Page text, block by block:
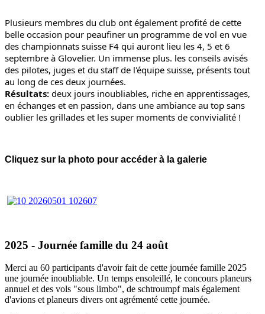
Plusieurs membres du club ont également profité de cette
belle occasion pour peaufiner un programme de vol en vue
des championnats suisse F4 qui auront lieu les 4, 5 et 6
septembre à Glovelier. Un immense plus. les conseils avisés
des pilotes, juges et du staff de l'équipe suisse, présents tout
au long de ces deux journées.
Résultats: deux jours inoubliables, riche en apprentissages,
en échanges et en passion, dans une ambiance au top sans
oublier les grillades et les super moments de convivialité !
Cliquez sur la photo pour accéder à la galerie
2025 - Journée famille du 24 août
Merci au 60 participants d'avoir fait de cette journée famille 2025
une journée inoubliable. Un temps ensoleillé, le concours planeurs
annuel et des vols "sous limbo", de schtroumpf mais également
d'avions et planeurs divers ont agrémenté cette journée.